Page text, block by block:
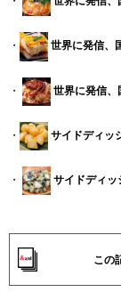
・ 世界に発信、
・ 世界に発信、
・ サイドディッ
・ サイドディ
この